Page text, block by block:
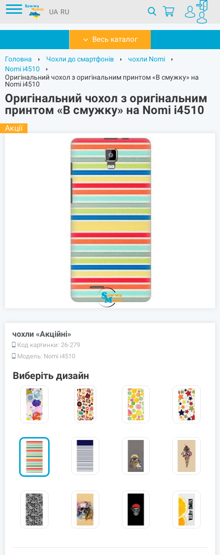
UA RU
Весь каталог
Головна Чохли до смартфонів
чохли Nomi
Nomi i4510
Оригінальний чохол з оригінальним принтом «В смужку» на
Nomi i4510
Оригінальний чохол з оригінальним
принтом «В смужку» на Nomi i4510
Акції
чохли «Акційні»
Код картинки: 26-279
Модель: Nomi i4510
Виберіть дизайн